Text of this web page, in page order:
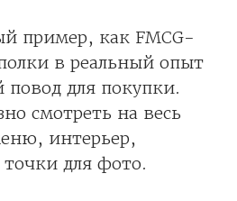
пример, как FMCG-
в реальный опыт
повод для покупки.
смотреть на весь
интерьер,
для фото.